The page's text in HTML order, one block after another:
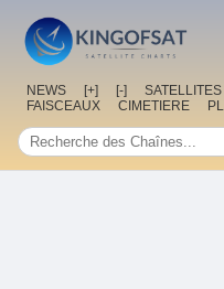
NEWS [+] [-] SATELLITES
FAISCEAUX
CIMETIERE